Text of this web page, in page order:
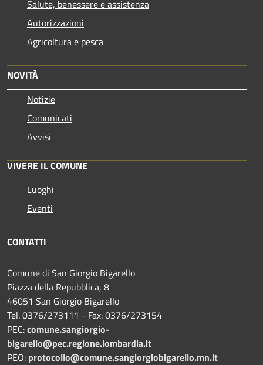
Salute, benessere e assistenza
Autorizzazioni
Agricoltura e pesca
NOVITÀ
Notizie
Comunicati
Avvisi
VIVERE IL COMUNE
Luoghi
Eventi
CONTATTI
Comune di San Giorgio Bigarello
Piazza della Repubblica, 8
46051 San Giorgio Bigarello
Tel. 0376/273111 - Fax: 0376/273154
PEC:comune.sangiorgio-
bigarello@pec.regione.lombardia.it
PEO: protocollo@comune.sangiorgiobigarello.mn.it